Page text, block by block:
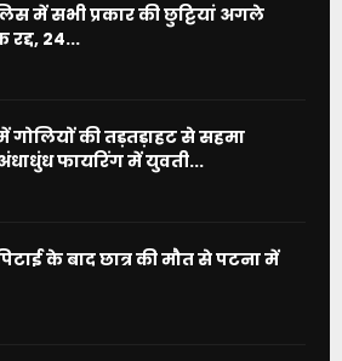
में सभी प्रकार की छुट्टियां अगले
24...
गोलियों की तड़तड़ाहट से सहमा
फायरिंग में युवती...
के बाद छात्र की मौत से पटना में